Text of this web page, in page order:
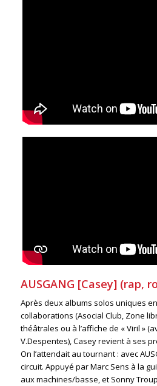
AUSGANG [Casey] (rap,
Après deux albums solos uniques
collaborations (Asocial Club, Zone
théâtrales ou à l’affiche de « Viril »
V.Despentes), Casey revient à ses
On l’attendait au tournant : avec
circuit. Appuyé par Marc Sens à la
aux machines/basse, et Sonny